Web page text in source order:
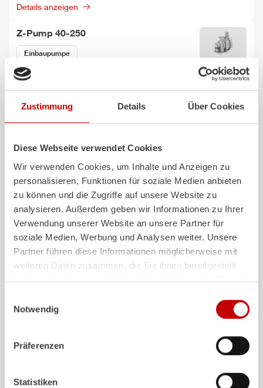
Zustimmung Details Über Cookies
Diese Webseite verwendet Cookies
Wir verwenden Cookies, um Inhalte und Anzeigen zu
personalisieren, Funktionen für soziale Medien anbieten
zu können und die Zugriffe auf unsere Website zu
analysieren. Außerdem geben wir Informationen zu Ihrer
Verwendung unserer Website an unsere Partner für
soziale Medien, Werbung und Analysen weiter. Unsere
Partner führen diese Informationen möglicherweise mit
weiteren Daten zusammen, die Sie ihnen bereitgestellt
haben oder die sie im Rahmen Ihrer Nutzung der Dienste
Notwendig
Präferenzen
Statistiken
Details anzeigen
Z-Pump 40-250
Einbaupumpe
Dreistufige
Z-Turret
Werfer
Maximale Stabilität, Beweglichkeit und Langlebigkeit für den
Einsatz
Details anzeigen
ZIEGLERWerfer
Leistungsstarke Werfer für Wasser, Schaum und Pulver
Z-Foam
Details anzeigen